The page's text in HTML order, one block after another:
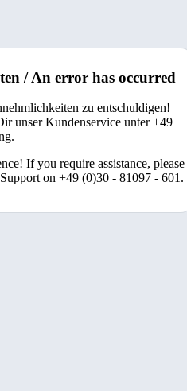
/ An error has occurred
zu entschuldigen!
unser Kundenservice unter +49
If you require assistance, please
on +49 (0)30 - 81097 - 601.